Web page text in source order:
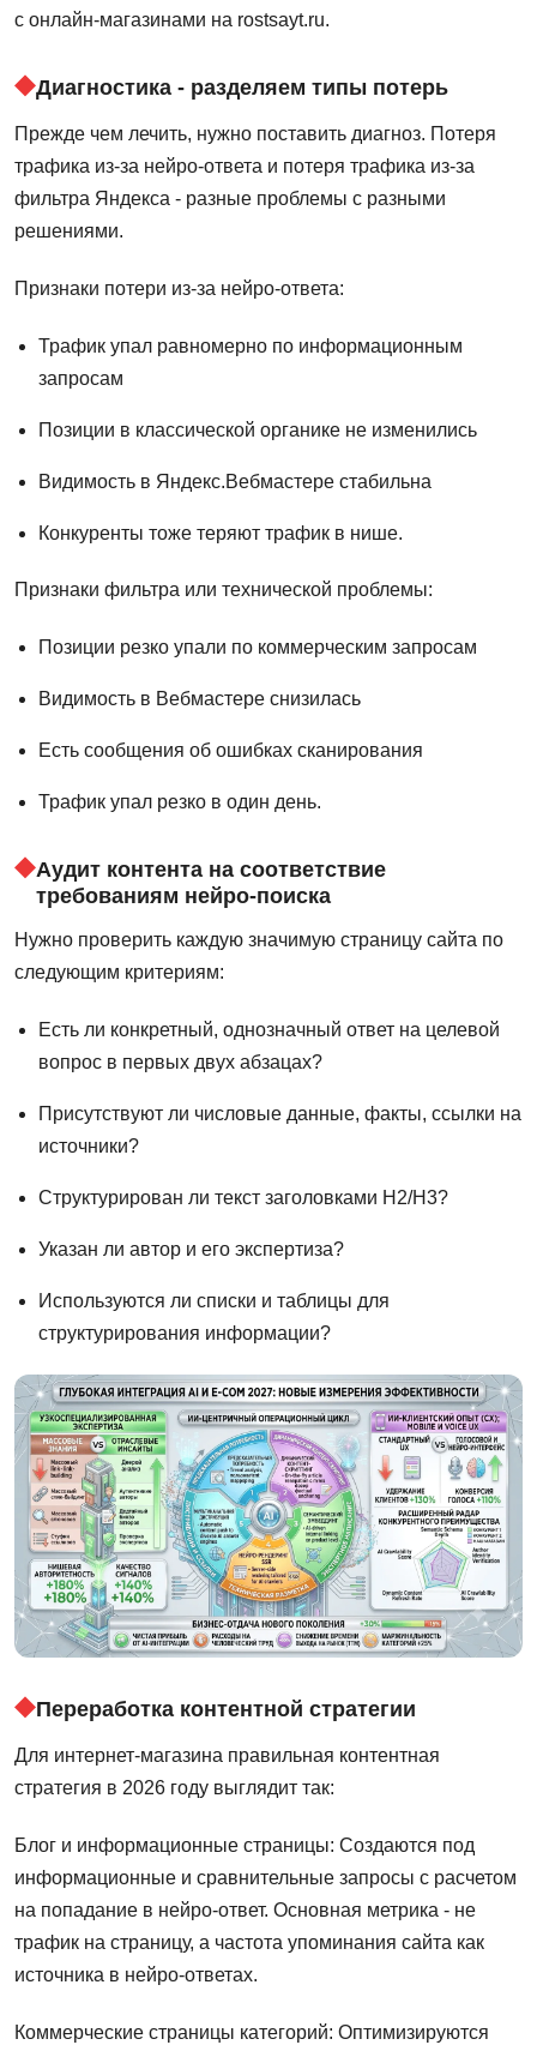
с онлайн-магазинами на rostsayt.ru.
Диагностика - разделяем типы потерь
Прежде чем лечить, нужно поставить диагноз. Потеря
трафика из-за нейро-ответа и потеря трафика из-за
фильтра Яндекса - разные проблемы с разными
решениями.
Признаки потери из-за нейро-ответа:
Трафик упал равномерно по информационным
запросам
Позиции в классической органике не изменились
Видимость в Яндекс.Вебмастере стабильна
Конкуренты тоже теряют трафик в нише.
Признаки фильтра или технической проблемы:
Позиции резко упали по коммерческим запросам
Видимость в Вебмастере снизилась
Есть сообщения об ошибках сканирования
Трафик упал резко в один день.
Аудит контента на соответствие
требованиям нейро-поиска
Нужно проверить каждую значимую страницу сайта по
следующим критериям:
Есть ли конкретный, однозначный ответ на целевой
вопрос в первых двух абзацах?
Присутствуют ли числовые данные, факты, ссылки на
источники?
Структурирован ли текст заголовками H2/H3?
Указан ли автор и его экспертиза?
Используются ли списки и таблицы для
структурирования информации?
Переработка контентной стратегии
Для интернет-магазина правильная контентная
стратегия в 2026 году выглядит так:
Блог и информационные страницы: Создаются под
информационные и сравнительные запросы с расчетом
на попадание в нейро-ответ. Основная метрика - не
трафик на страницу, а частота упоминания сайта как
источника в нейро-ответах.
Коммерческие страницы категорий: Оптимизируются